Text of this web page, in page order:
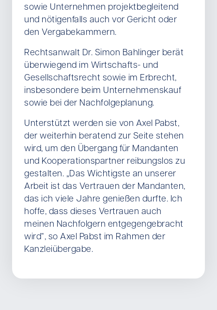
sowie Unternehmen projektbegleitend
und nötigenfalls auch vor Gericht oder
den Vergabekammern.
Rechtsanwalt Dr. Simon Bahlinger berät
überwiegend im Wirtschafts- und
Gesellschaftsrecht sowie im Erbrecht,
insbesondere beim Unternehmenskauf
sowie bei der Nachfolgeplanung.
Unterstützt werden sie von Axel Pabst,
der weiterhin beratend zur Seite stehen
wird, um den Übergang für Mandanten
und Kooperationspartner reibungslos zu
gestalten. „Das Wichtigste an unserer
Arbeit ist das Vertrauen der Mandanten,
das ich viele Jahre genießen durfte. Ich
hoffe, dass dieses Vertrauen auch
meinen Nachfolgern entgegengebracht
wird“, so Axel Pabst im Rahmen der
Kanzleiübergabe.